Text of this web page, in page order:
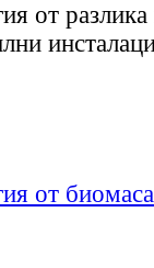
от
от биомаса